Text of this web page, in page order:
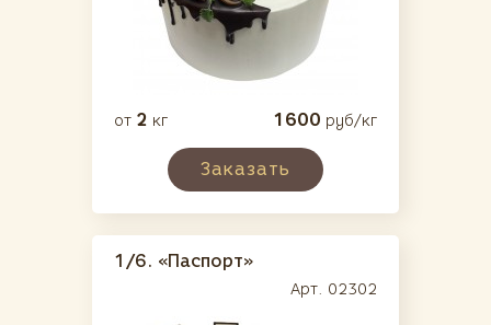
от 2 кг 1600 руб/кг
Заказать
1/6. «Паспорт»
Арт. 02302